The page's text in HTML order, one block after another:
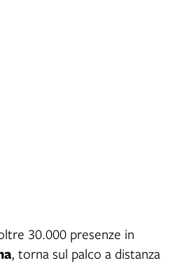
30.000 presenze in
, torna sul palco a distanza